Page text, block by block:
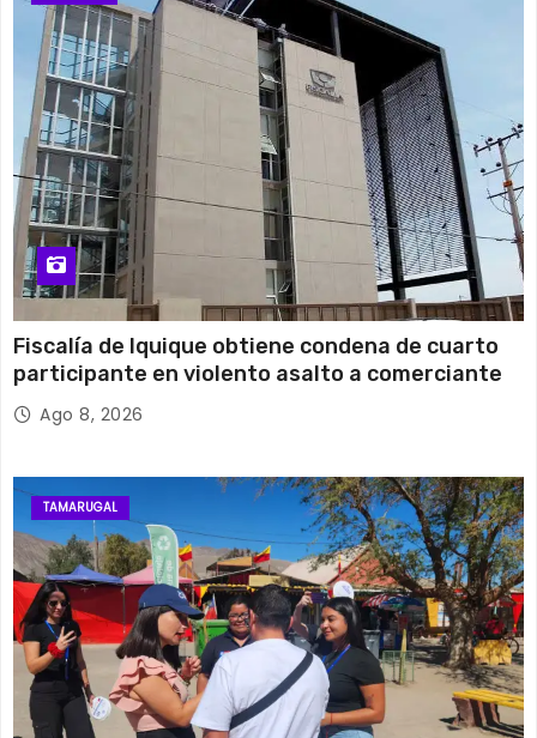
14 de agosto
Viernes 30°C 17°C
Fiscalía de Iquique obtiene condena de cuarto
participante en violento asalto a comerciante
Ago 8, 2026
TAMARUGAL